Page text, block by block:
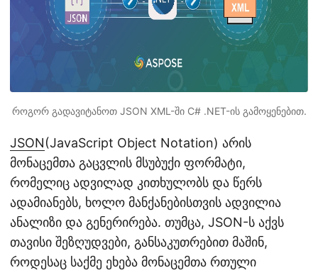
როგორ გადავიტანოთ JSON XML-ში C# .NET-ის გამოყენებით.
JSON(JavaScript Object Notation) არის
მონაცემთა გაცვლის მსუბუქი ფორმატი,
რომელიც ადვილად კითხულობს და წერს
ადამიანებს, ხოლო მანქანებისთვის ადვილია
ანალიზი და გენერირება. თუმცა, JSON-ს აქვს
თავისი შეზღუდვები, განსაკუთრებით მაშინ,
როდესაც საქმე ეხება მონაცემთა რთული